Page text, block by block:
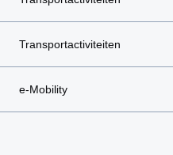
Transportactiviteiten
e-Mobility